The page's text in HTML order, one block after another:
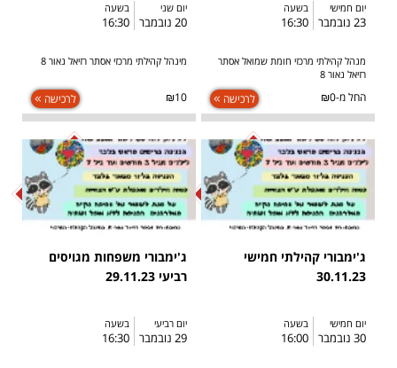
יום חמישי
23 נובמבר
בשעה
16:30
מנהל קהילתי מרכזי חומת שמואל אסתר
רזיאל נאור 8
החל מ-₪0 לרכישה
יום שני
20 נובמבר
בשעה
16:30
מינהל קהילתי מרכזי אסתר רזיאל נאור 8
₪10 לרכישה
ג'ימבורי קהילתי חמישי
30.11.23
SOLD OUT
יום חמישי
30 נובמבר
בשעה
16:00
ג'ימבורי משפחות מגויסים
רביעי 29.11.23
SOLD OUT
יום רביעי
29 נובמבר
בשעה
16:30